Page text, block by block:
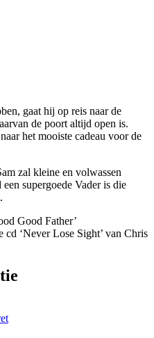
gaat hij op reis naar de
de poort altijd open is.
het mooiste cadeau voor de
zal kleine en volwassen
supergoede Vader is die
Good Father’
‘Never Lose Sight’ van Chris